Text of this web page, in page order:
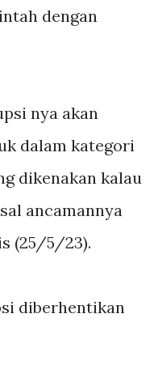
dengan
nya akan
dalam kategori
dikenakan kalau
ancamannya
(25/5/23).
diberhentikan